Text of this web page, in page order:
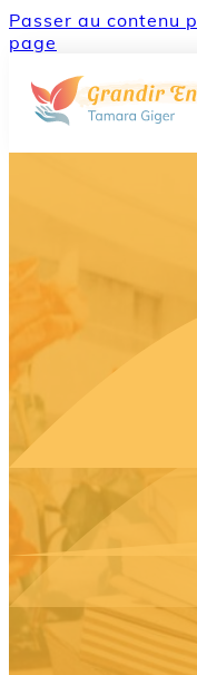
Passer au contenu
page